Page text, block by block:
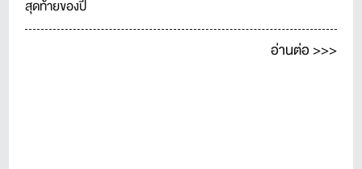
สุดท้ายของปี
อ่านต่อ >>>